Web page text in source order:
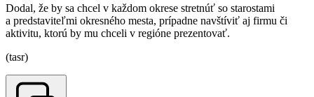
Dodal, že by sa chcel v každom okrese stretnúť so starostami
a predstaviteľmi okresného mesta, prípadne navštíviť aj firmu či
aktivitu, ktorú by mu chceli v regióne prezentovať.
(tasr)